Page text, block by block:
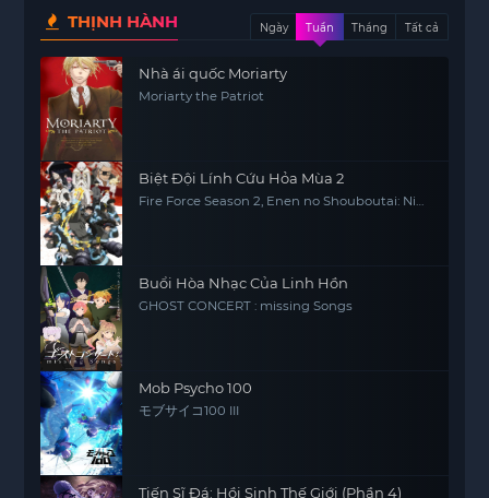
THỊNH HÀNH Ngày Tuần Tháng Tất cả
Nhà ái quốc Moriarty
Moriarty the Patriot
Biệt Đội Lính Cứu Hỏa Mùa 2
Fire Force Season 2, Enen no Shouboutai: Ni
Buổi Hòa Nhạc Của Linh Hồn
GHOST CONCERT : missing Songs
Mob Psycho 100
モブサイコ100 III
Tiến Sĩ Đá: Hồi Sinh Thế Giới (Phần 4)